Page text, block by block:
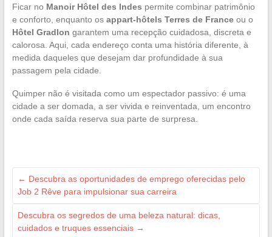
Ficar no Manoir Hôtel des Indes permite combinar patrimônio
e conforto, enquanto os appart-hôtels Terres de Franceou o
Hôtel Gradlon garantem uma recepção cuidadosa, discreta e
calorosa. Aqui, cada endereço conta uma história diferente, à
medida daqueles que desejam dar profundidade à sua
passagem pela cidade.
Quimper não é visitada como um espectador passivo: é uma
cidade a ser domada, a ser vivida e reinventada, um encontro
onde cada saída reserva sua parte de surpresa.
← Descubra as oportunidades de emprego oferecidas pelo
Job 2 Rêve para impulsionar sua carreira
Descubra os segredos de uma beleza natural: dicas,
cuidados e truques essenciais →